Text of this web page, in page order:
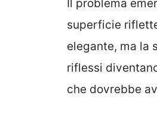
Il problema
superficie
elegante, ma la
riflessi
che dovrebbe